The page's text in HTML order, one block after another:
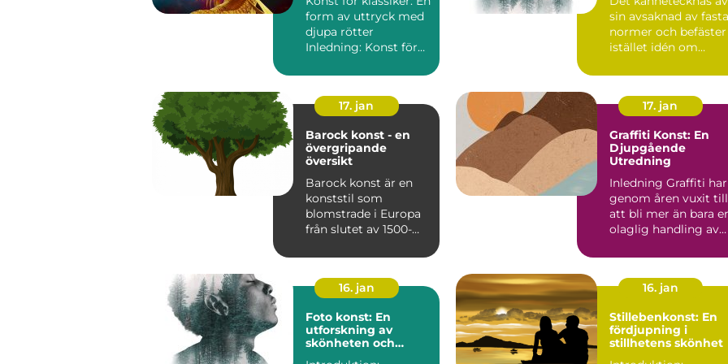
form av uttryck med
djupa rötter
Inledning: Konst för
av 1900-talet som en
motreaktion mot
modernismens
stränga regler och
sin avsaknad av fasta
normer och befäster
istället idén om
s...
17. jan
Barock konst - en
övergripande
översikt
Barock konst är en
konststil som
blomstrade i Europa
från slutet av 1500-
1700-t...
17. jan
Graffiti Konst: En
Djupgående
Utredning
Inledning Graffiti har
genom åren vuxit till
att bli mer än bara
olaglig handling av
16. jan
Foto konst: En
utforskning av
skönheten och
16. jan
Stillebenkonst: En
fördjupning i
stillhetens skönhet